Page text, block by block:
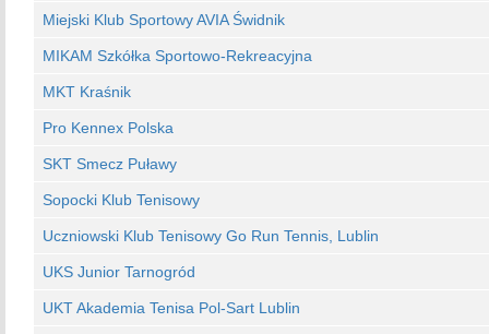
Miejski Klub Sportowy AVIA Świdnik
MIKAM Szkółka Sportowo-Rekreacyjna
MKT Kraśnik
Pro Kennex Polska
SKT Smecz Puławy
Sopocki Klub Tenisowy
Uczniowski Klub Tenisowy Go Run Tennis, Lublin
UKS Junior Tarnogród
UKT Akademia Tenisa Pol-Sart Lublin